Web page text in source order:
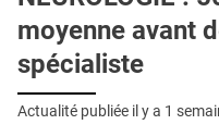
moyenne avant
spécialiste
Actualité publiée il y a 1